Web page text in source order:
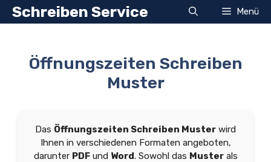
Zum
InhaltSchreiben Service Menü
Öffnungszeiten Schreiben
Muster
Das Öffnungszeiten Schreiben Muster wird
Ihnen in verschiedenen Formaten angeboten,
darunter PDFund Word. Sowohl das Musterals